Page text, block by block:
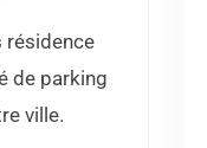
résidence
de parking
ville.